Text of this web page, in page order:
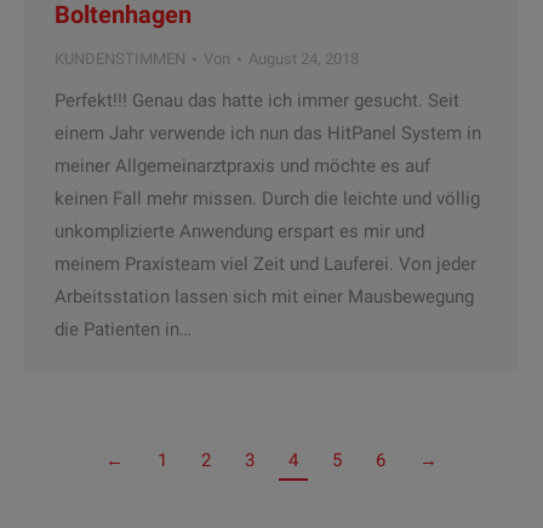
Boltenhagen
KUNDENSTIMMEN Von August 24, 2018
Perfekt!!! Genau das hatte ich immer gesucht. Seit
einem Jahr verwende ich nun das HitPanel System in
meiner Allgemeinarztpraxis und möchte es auf
keinen Fall mehr missen. Durch die leichte und völlig
unkomplizierte Anwendung erspart es mir und
meinem Praxisteam viel Zeit und Lauferei. Von jeder
Arbeitsstation lassen sich mit einer Mausbewegung
die Patienten in…
← 1 2 3 4 5 6 →